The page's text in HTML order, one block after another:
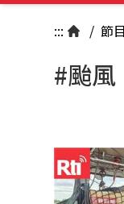
::: / 節目
#颱風